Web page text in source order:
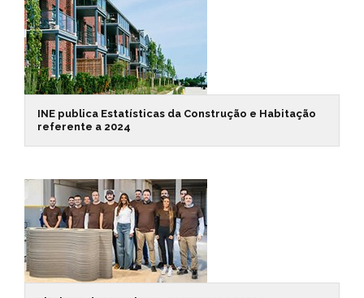
INE publica Estatísticas da Construção e Habitação
referente a 2024